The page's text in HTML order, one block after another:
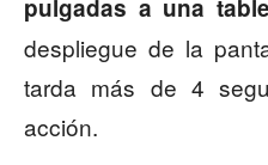
pulgadas a una
despliegue de la
tarda más de 4
acción.